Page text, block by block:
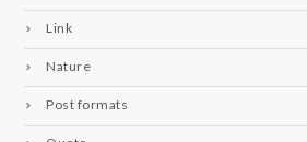
Link
Nature
Post formats